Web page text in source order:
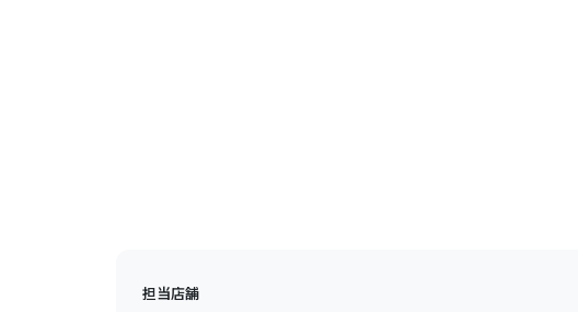
担当店舗